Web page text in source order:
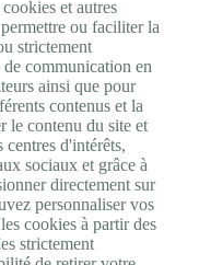
et autres
ou faciliter la
strictement
communication en
ainsi que pour
contenus et la
le contenu du site et
d'intérêts,
sociaux et grâce à
directement sur
personnaliser vos
cookies à partir des
strictement